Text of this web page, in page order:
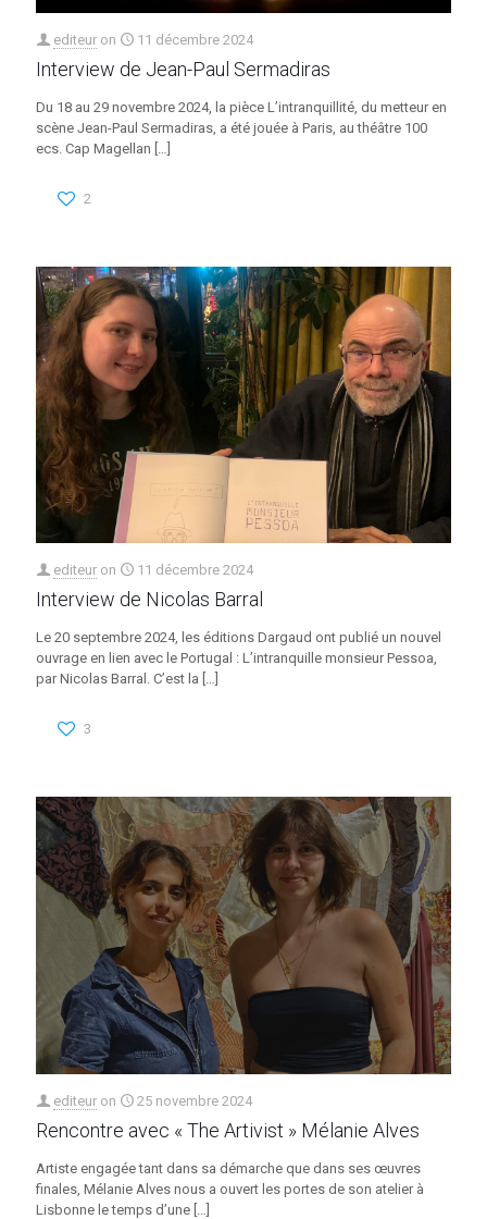
editeur on 11 décembre 2024
Interview de Jean-Paul Sermadiras
Du 18 au 29 novembre 2024, la pièce L’intranquillité, du metteur en
scène Jean-Paul Sermadiras, a été jouée à Paris, au théâtre 100
ecs. Cap Magellan […]
2
editeur on 11 décembre 2024
Interview de Nicolas Barral
Le 20 septembre 2024, les éditions Dargaud ont publié un nouvel
ouvrage en lien avec le Portugal : L’intranquille monsieur Pessoa,
par Nicolas Barral. C’est la […]
3
editeur on 25 novembre 2024
Rencontre avec « The Artivist » Mélanie Alves
Artiste engagée tant dans sa démarche que dans ses œuvres
finales, Mélanie Alves nous a ouvert les portes de son atelier à
Lisbonne le temps d’une